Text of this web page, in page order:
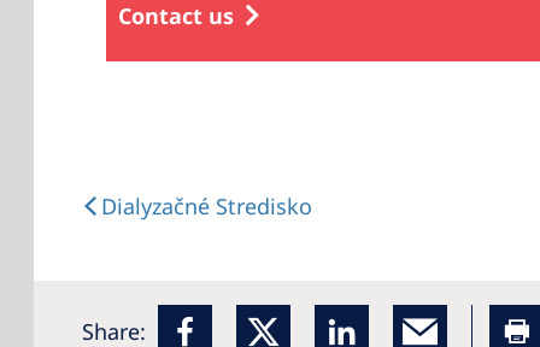
Contact us
Dialyzačné Stredisko
Share: